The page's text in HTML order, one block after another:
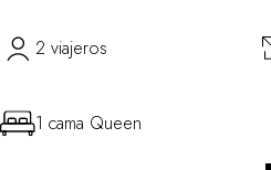
2 viajeros
1 cama Queen